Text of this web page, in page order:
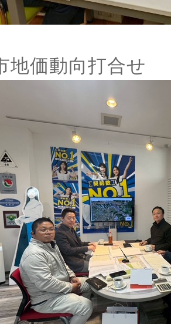
地価動向打合せ